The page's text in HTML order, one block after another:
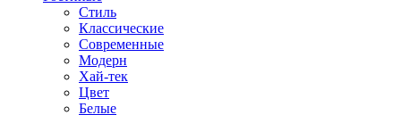
Стиль
Классические
Современные
Модерн
Хай-тек
Цвет
Белые